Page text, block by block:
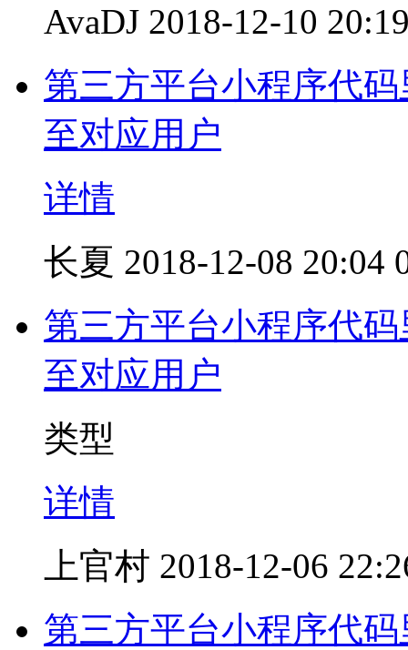
AvaDJ 2018-12-10
第三方平台小程序代
至对应用户
详情
长夏 2018-12-08 20:04
第三方平台小程序代
至对应用户
类型
详情
上官村 2018-12-06
第三方平台小程序代